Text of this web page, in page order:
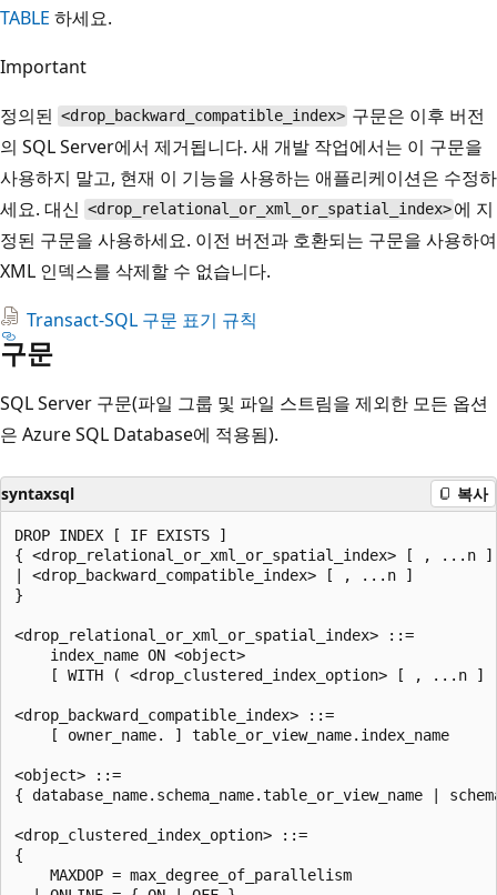
TABLE 하세요.
Important
정의된 <drop_backward_compatible_index> 구문은 이후 버전
의 SQL Server에서 제거됩니다. 새 개발 작업에서는 이 구문을
사용하지 말고, 현재 이 기능을 사용하는 애플리케이션은 수정하
세요. 대신 <drop_relational_or_xml_or_spatial_index> 에 지
정된 구문을 사용하세요. 이전 버전과 호환되는 구문을 사용하여
XML 인덱스를 삭제할 수 없습니다.
Transact-SQL 구문 표기 규칙
구문
SQL Server 구문(파일 그룹 및 파일 스트림을 제외한 모든 옵션
은 Azure SQL Database에 적용됨).
syntaxsql 복사
DROP INDEX [ IF EXISTS ]
{ <drop_relational_or_xml_or_spatial_index> [ , ...n ]
| <drop_backward_compatible_index> [ , ...n ]
}
<drop_relational_or_xml_or_spatial_index> ::=
    index_name ON <object>
[ WITH ( <drop_clustered_index_option> [ , ...n ]
<drop_backward_compatible_index> ::=
    [ owner_name. ] table_or_view_name.index_name
<object> ::=
{ database_name.schema_name.table_or_view_name |
<drop_clustered_index_option> ::=
{
    MAXDOP = max_degree_of_parallelism